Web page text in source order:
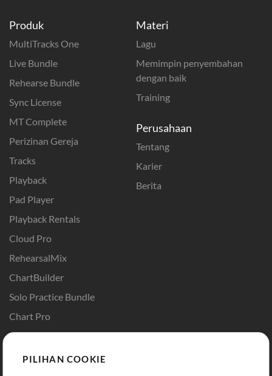
Produk
MultiTracks One
Live Bundle
Rehearse Bundle
Sync License
MT Complete
Perizinan Gereja
Tracks
Playback
Pad Player
Playback Rentals
Cloud Pro
RehearsalMix
ChartBuilder
Solo Practice Bundle
Chart Pro
Template ProPresenter
Sound
Materi
Lagu
Memimpin penyembahan
dengan baik
Training
Perusahaan
Tentang
Karier
Berita
PILIHAN COOKIE